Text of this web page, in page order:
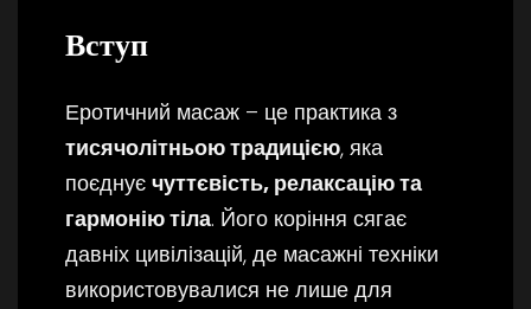
Вступ
Еротичний масаж – це практика з
тисячолітньою традицією, яка
поєднує чуттєвість, релаксацію та
гармонію тіла. Його коріння сягає
давніх цивілізацій, де масажні техніки
використовувалися не лише для